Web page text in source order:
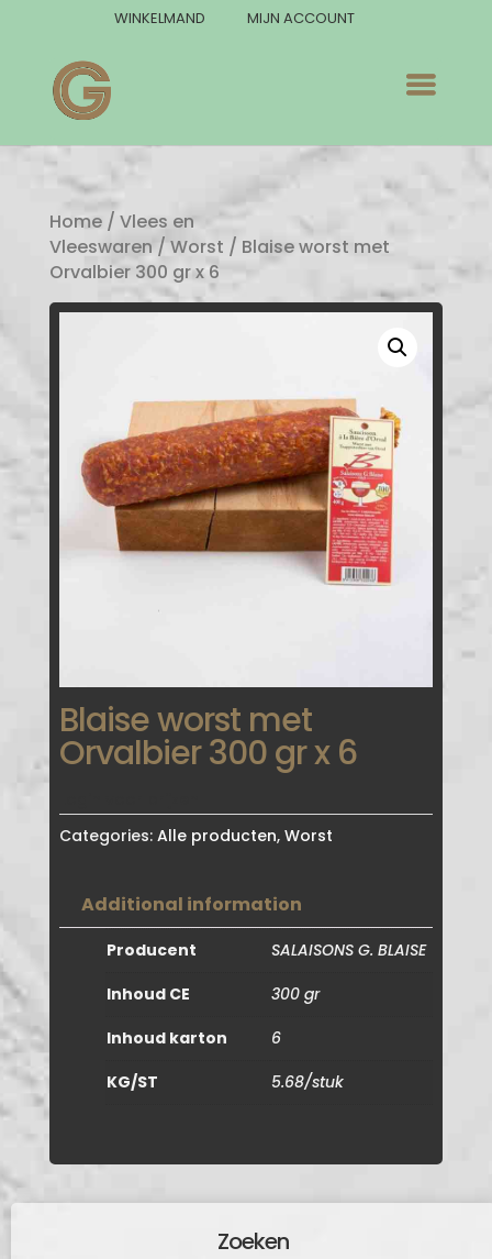
WINKELMAND MIJN ACCOUNT
Home/ Vlees en
Vleeswaren/Worst / Blaise worst met
Orvalbier 300 gr x 6
Blaise worst met
Orvalbier 300 gr x 6
Categories: Alle producten, Worst
Additional information
Producent
SALAISONS G. BLAISE
Inhoud CE
300 gr
Inhoud karton
6
KG/ST
5.68/stuk
Zoeken